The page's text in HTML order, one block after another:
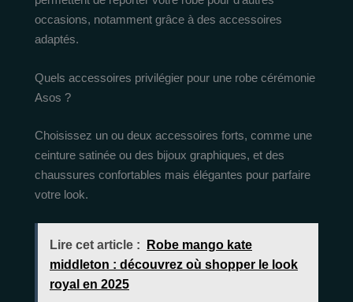
occasions, notamment grâce à des accessoires
adaptés.
Quels accessoires privilégier pour une robe cérémonie
Asos ?
Choisissez un ou deux accessoires forts, comme une
ceinture satinée ou des bijoux graphiques, et des
chaussures confortables mais élégantes pour parfaire
votre look.
Lire cet article :
Robe mango kate
middleton : découvrez où shopper le look
royal en 2025